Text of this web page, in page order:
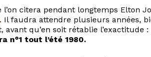
citera pendant longtemps Elton
. Il faudra attendre plusieurs années,
qu’en soit rétablie l’exactitude :
n°1 tout l’été 1980.